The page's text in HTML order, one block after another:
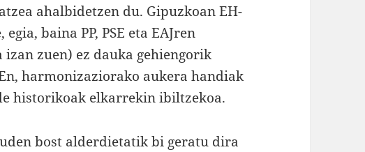
ahalbidetzen du. Gipuzkoan EH-
baina PP, PSE eta EAJren
izan zuen) ez dauka gehiengorik
harmonizaziorako aukera handiak
historikoak elkarrekin ibiltzekoa.
bost alderdietatik bi geratu dira